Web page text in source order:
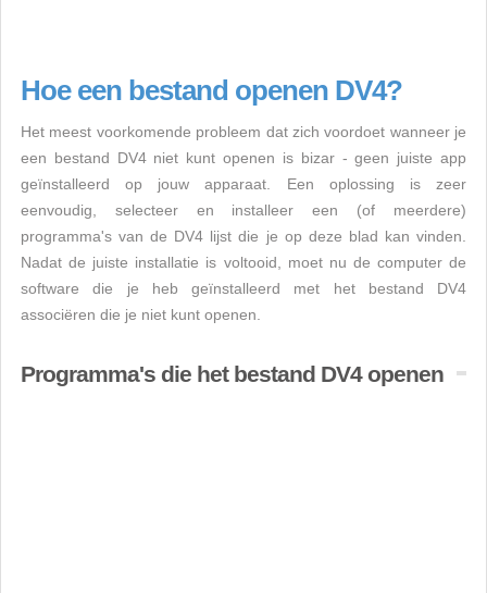
Hoe een bestand openen DV4?
Het meest voorkomende probleem dat zich voordoet wanneer je
een bestand DV4 niet kunt openen is bizar - geen juiste app
geïnstalleerd op jouw apparaat. Een oplossing is zeer
eenvoudig, selecteer en installeer een (of meerdere)
programma's van de DV4 lijst die je op deze blad kan vinden.
Nadat de juiste installatie is voltooid, moet nu de computer de
software die je heb geïnstalleerd met het bestand DV4
associëren die je niet kunt openen.
Programma's die het bestand DV4 openen